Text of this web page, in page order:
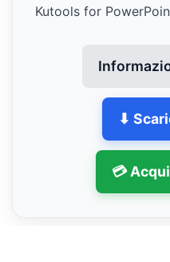
Kutools for
⬇
💳